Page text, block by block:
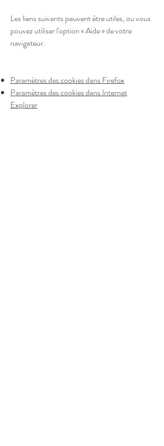
Les liens suivants peuvent être utiles, ou vous
pouvez utiliser l'option « Aide » de votre
navigateur.
Paramètres des cookies dans Firefox
Paramètres des cookies dans Internet
Explorer